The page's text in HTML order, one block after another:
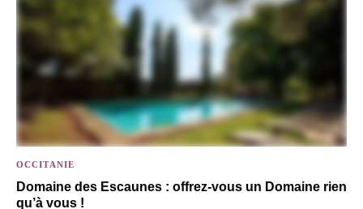
OCCITANIE
Domaine des Escaunes : offrez-vous un Domaine rien
qu’à vous !